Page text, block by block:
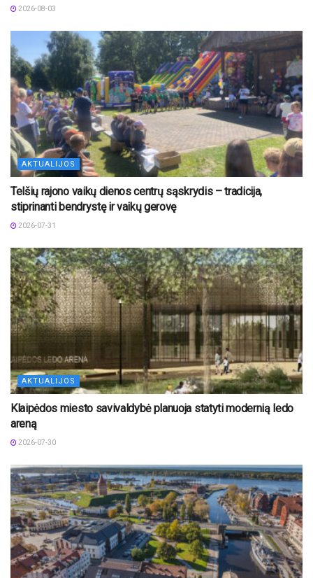
2026-08-03
AKTUALIJOS
Telšių rajono vaikų dienos centrų sąskrydis – tradicija,
stiprinanti bendrystę ir vaikų gerovę
2026-07-31
AKTUALIJOS
Klaipėdos miesto savivaldybė planuoja statyti modernią ledo
areną
2026-07-30